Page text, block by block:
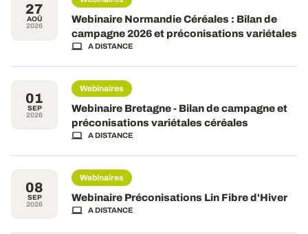
27
AOÛ
2026
Webinaire Normandie Céréales : Bilan de
campagne 2026 et préconisations variétales
A DISTANCE
01
SEP
2026
Webinaires
Webinaire Bretagne - Bilan de campagne et
préconisations variétales céréales
A DISTANCE
08
SEP
2026
Webinaires
Webinaire Préconisations Lin Fibre d'Hiver
A DISTANCE